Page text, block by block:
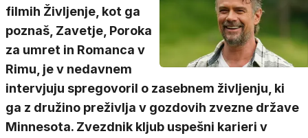
filmih Življenje, kot ga
poznaš, Zavetje, Poroka
za umret in Romanca v
Rimu, je v nedavnem
intervjuju spregovoril o zasebnem življenju, ki
ga z družino preživlja v gozdovih zvezne države
Minnesota. Zvezdnik kljub uspešni karieri v